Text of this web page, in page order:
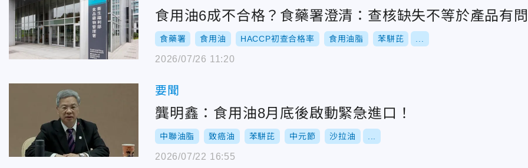
食用油6成不合格？食藥署澄清：查核缺失不等於產品有
食藥署 食用油 HACCP初查合格率 食用油脂 苯駢芘
2026/07/26 11:20
要聞
龔明鑫：食用油8月底後啟動緊急進口！
中聯油脂 致癌油 苯駢芘 中元節 沙拉油
2026/07/22 16:55